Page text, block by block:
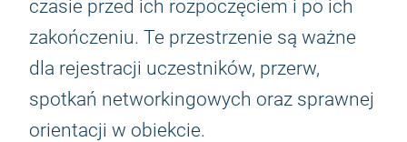
czasie przed ich rozpoczęciem i po ich
zakończeniu. Te przestrzenie są ważne
dla rejestracji uczestników, przerw,
spotkań networkingowych oraz sprawnej
orientacji w obiekcie.